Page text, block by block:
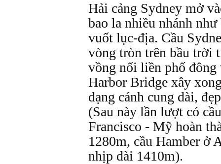
Hải cảng Sydney mở
bao la nhiều nhánh
vuốt lục-địa. Cầu
vòng tròn trên bầu trời
vồng nối liền phố đông
Harbor Bridge xây
dạng cánh cung dài,
(Sau này lần lượt có
Francisco - Mỹ hoàn
1280m, cầu Hamber ở
nhịp dài 1410m).